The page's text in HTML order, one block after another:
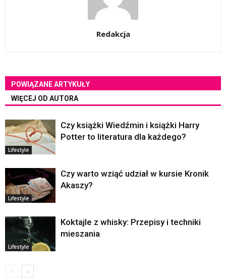
Redakcja
POWIĄZANE ARTYKUŁY
WIĘCEJ OD AUTORA
Lifestyle
Czy książki Wiedźmin i książki Harry
Potter to literatura dla każdego?
Lifestyle
Czy warto wziąć udział w kursie Kronik
Akaszy?
Lifestyle
Koktajle z whisky: Przepisy i techniki
mieszania